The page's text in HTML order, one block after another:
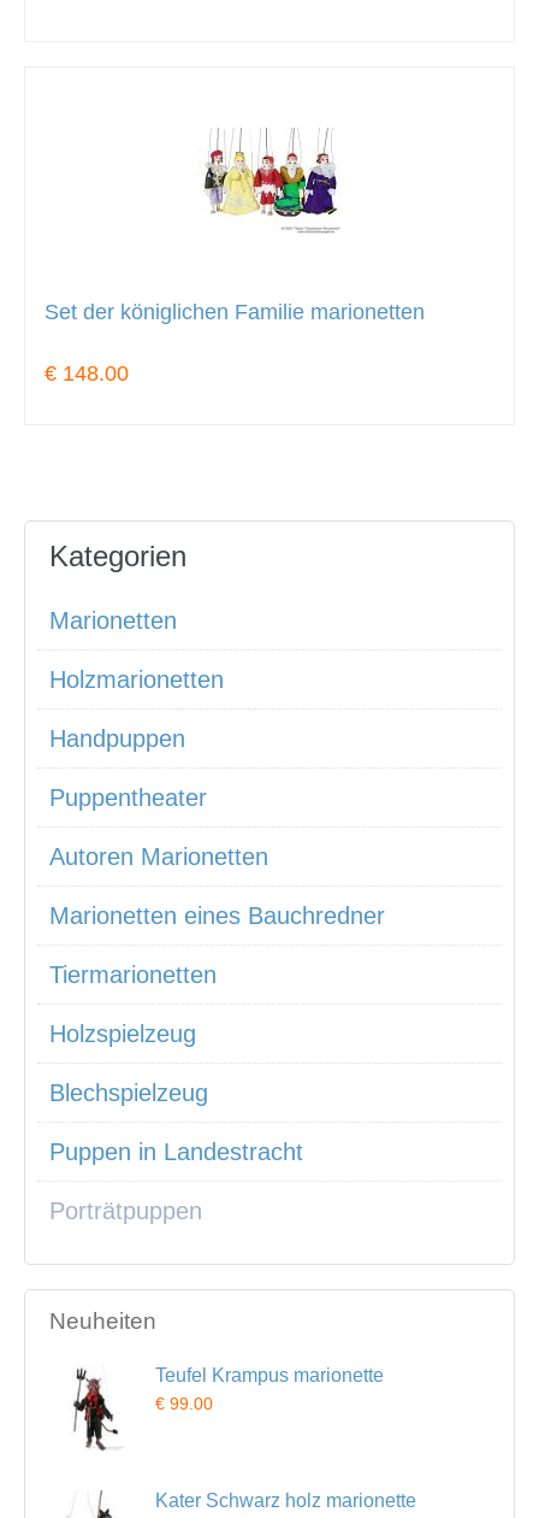
Set der königlichen Familie marionetten
€ 148.00
Kategorien
Marionetten
Holzmarionetten
Handpuppen
Puppentheater
Autoren Marionetten
Marionetten eines Bauchredner
Tiermarionetten
Holzspielzeug
Blechspielzeug
Puppen in Landestracht
Porträtpuppen
Neuheiten
Teufel Krampus marionette
€ 99.00
Kater Schwarz holz marionette